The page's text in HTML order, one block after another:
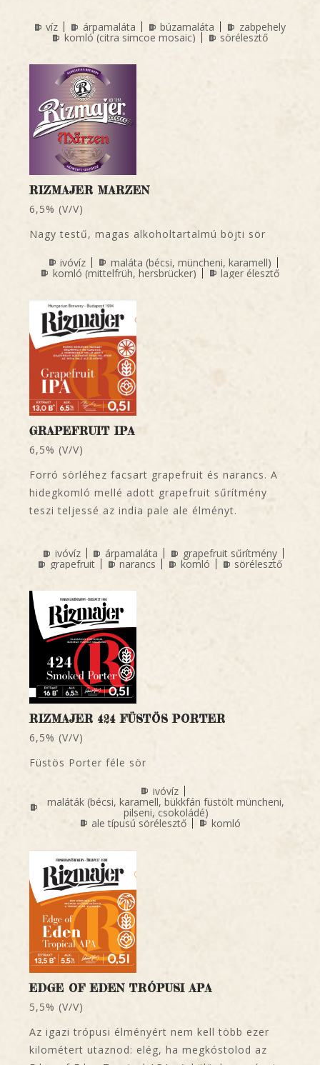
víz árpamaláta búzamaláta zabpehely
komló (citra simcoe mosaic) sörélesztő
RIZMAJER MARZEN
6,5% (V/V)
Nagy testű, magas alkoholtartalmú böjti sör
ivóvíz maláta (bécsi, müncheni, karamell)
komló (mittelfrüh, hersbrücker) lager élesztő
GRAPEFRUIT IPA
6,5% (V/V)
Forró sörléhez facsart grapefruit és narancs. A
hidegkomló mellé adott grapefruit sűrítmény
teszi teljessé az india pale ale élményt.
ivóvíz árpamaláta grapefruit sűrítmény
grapefruit narancs komló sörélesztő
RIZMAJER 424 FÜSTÖS PORTER
6,5% (V/V)
Füstös Porter féle sör
ivóvíz
maláták (bécsi, karamell, bükkfán füstölt müncheni,
pilseni, csokoládé)
ale típusú sörélesztő komló
EDGE OF EDEN TRÓPUSI APA
5,5% (V/V)
Az igazi trópusi élményért nem kell több ezer
kilométert utaznod: elég, ha megkóstolod az